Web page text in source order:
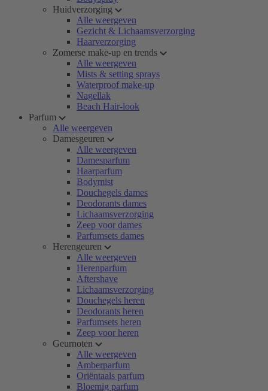
Huidverzorging
Alle weergeven
Gezicht & Lichaamsverzorging
Haarverzorging
Zomerse make-up en trends
Alle weergeven
Mists & setting sprays
Waterproof make-up
Nagellak
Beach Hair-look
Parfum
Alle weergeven
Damesgeuren
Alle weergeven
Damesparfum
Haarparfum
Bodymist
Douchegels dames
Deodorants dames
Lichaamsverzorging
Zeep voor dames
Parfumsets dames
Herengeuren
Alle weergeven
Herenparfum
Aftershave
Lichaamsverzorging
Douchegels heren
Deodorants heren
Parfumsets heren
Zeep voor heren
Geurnoten
Alle weergeven
Amberparfum
Oriëntaals parfum
Bloemig parfum